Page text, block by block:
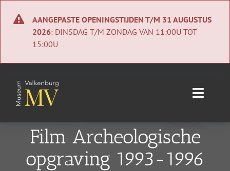
naar
AANGEPASTE OPENINGSTIJDEN T/M 31 AUGUSTUS
2026: DINSDAG T/M ZONDAG VAN 11:00U TOT
15:00U
Toggle
Home
Nieuws
Film Archeologische
opgraving 1993-1996